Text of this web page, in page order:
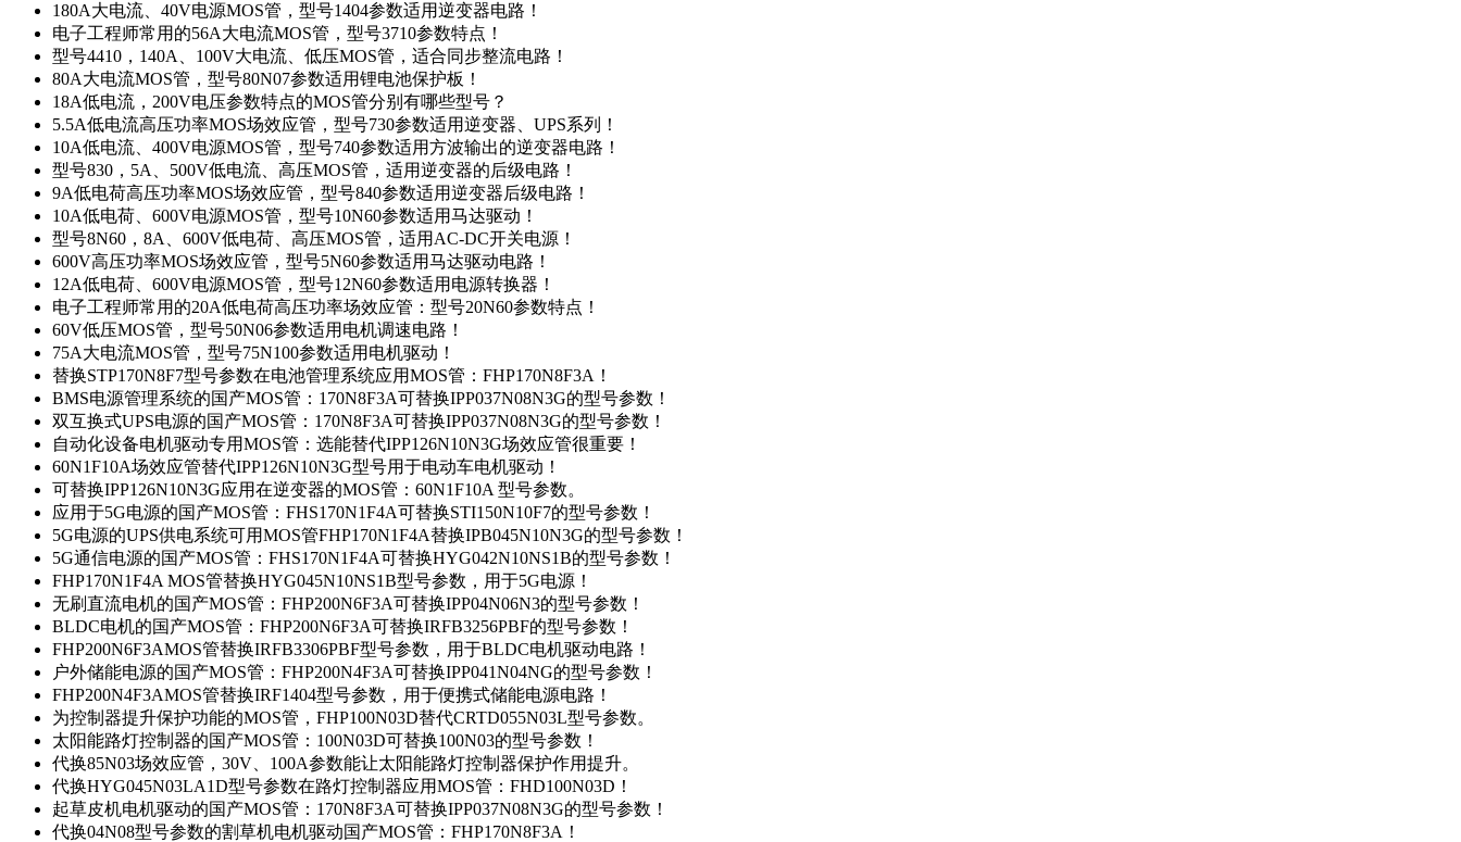
180A大电流、40V电源MOS管，型号1404参数适用逆变器电路！
电子工程师常用的56A大电流MOS管，型号3710参数特点！
型号4410，140A、100V大电流、低压MOS管，适合同步整流电路！
80A大电流MOS管，型号80N07参数适用锂电池保护板！
18A低电流，200V电压参数特点的MOS管分别有哪些型号？
5.5A低电流高压功率MOS场效应管，型号730参数适用逆变器、UPS系列！
10A低电流、400V电源MOS管，型号740参数适用方波输出的逆变器电路！
型号830，5A、500V低电流、高压MOS管，适用逆变器的后级电路！
9A低电荷高压功率MOS场效应管，型号840参数适用逆变器后级电路！
10A低电荷、600V电源MOS管，型号10N60参数适用马达驱动！
型号8N60，8A、600V低电荷、高压MOS管，适用AC-DC开关电源！
600V高压功率MOS场效应管，型号5N60参数适用马达驱动电路！
12A低电荷、600V电源MOS管，型号12N60参数适用电源转换器！
电子工程师常用的20A低电荷高压功率场效应管：型号20N60参数特点！
60V低压MOS管，型号50N06参数适用电机调速电路！
75A大电流MOS管，型号75N100参数适用电机驱动！
替换STP170N8F7型号参数在电池管理系统应用MOS管：FHP170N8F3A！
BMS电源管理系统的国产MOS管：170N8F3A可替换IPP037N08N3G的型号参数！
双互换式UPS电源的国产MOS管：170N8F3A可替换IPP037N08N3G的型号参数！
自动化设备电机驱动专用MOS管：选能替代IPP126N10N3G场效应管很重要！
60N1F10A场效应管替代IPP126N10N3G型号用于电动车电机驱动！
可替换IPP126N10N3G应用在逆变器的MOS管：60N1F10A 型号参数。
应用于5G电源的国产MOS管：FHS170N1F4A可替换STI150N10F7的型号参数！
5G电源的UPS供电系统可用MOS管FHP170N1F4A替换IPB045N10N3G的型号参数！
5G通信电源的国产MOS管：FHS170N1F4A可替换HYG042N10NS1B的型号参数！
FHP170N1F4A MOS管替换HYG045N10NS1B型号参数，用于5G电源！
无刷直流电机的国产MOS管：FHP200N6F3A可替换IPP04N06N3的型号参数！
BLDC电机的国产MOS管：FHP200N6F3A可替换IRFB3256PBF的型号参数！
FHP200N6F3AMOS管替换IRFB3306PBF型号参数，用于BLDC电机驱动电路！
户外储能电源的国产MOS管：FHP200N4F3A可替换IPP041N04NG的型号参数！
FHP200N4F3AMOS管替换IRF1404型号参数，用于便携式储能电源电路！
为控制器提升保护功能的MOS管，FHP100N03D替代CRTD055N03L型号参数。
太阳能路灯控制器的国产MOS管：100N03D可替换100N03的型号参数！
代换85N03场效应管，30V、100A参数能让太阳能路灯控制器保护作用提升。
代换HYG045N03LA1D型号参数在路灯控制器应用MOS管：FHD100N03D！
起草皮机电机驱动的国产MOS管：170N8F3A可替换IPP037N08N3G的型号参数！
代换04N08型号参数的割草机电机驱动国产MOS管：FHP170N8F3A！